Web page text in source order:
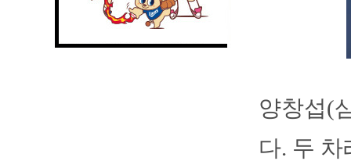
양창섭(
다. 두